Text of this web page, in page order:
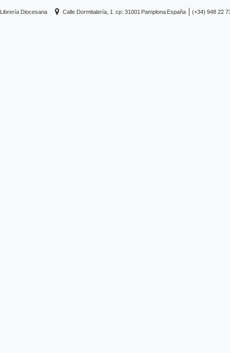
Librería Diocesana Calle Dormitalería, 1. cp: 31001 Pamplona España (+34) 948 22